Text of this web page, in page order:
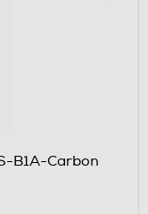
B1A-Carbon